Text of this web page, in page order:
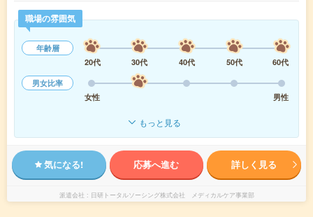
職場の雰囲気
年齢層
20代
30代 40代 50代
60代
男女比率
女性
男性
もっと見る
気になる! 応募へ進む 詳しく見る
派遣会社 日研トータルソーシング株式会社 メディカルケア事業部